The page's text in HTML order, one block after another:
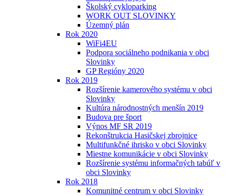
Školský cykloparking
WORK OUT SLOVINKY
Územný plán
Rok 2020
WiFi4EU
Podpora sociálneho podnikania v obci
Slovinky
GP Regióny 2020
Rok 2019
Rozšírenie kamerového systému v obci
Slovinky
Kultúra národnostných menšín 2019
Budova pre šport
Výnos MF SR 2019
Rekonštrukcia Hasičskej zbrojnice
Multifunkčné ihrisko v obci Slovinky
Miestne komunikácie v obci Slovinky
Rozšírenie systému informačných tabúľ v
obci Slovinky
Rok 2018
Komunitné centrum v obci Slovinky